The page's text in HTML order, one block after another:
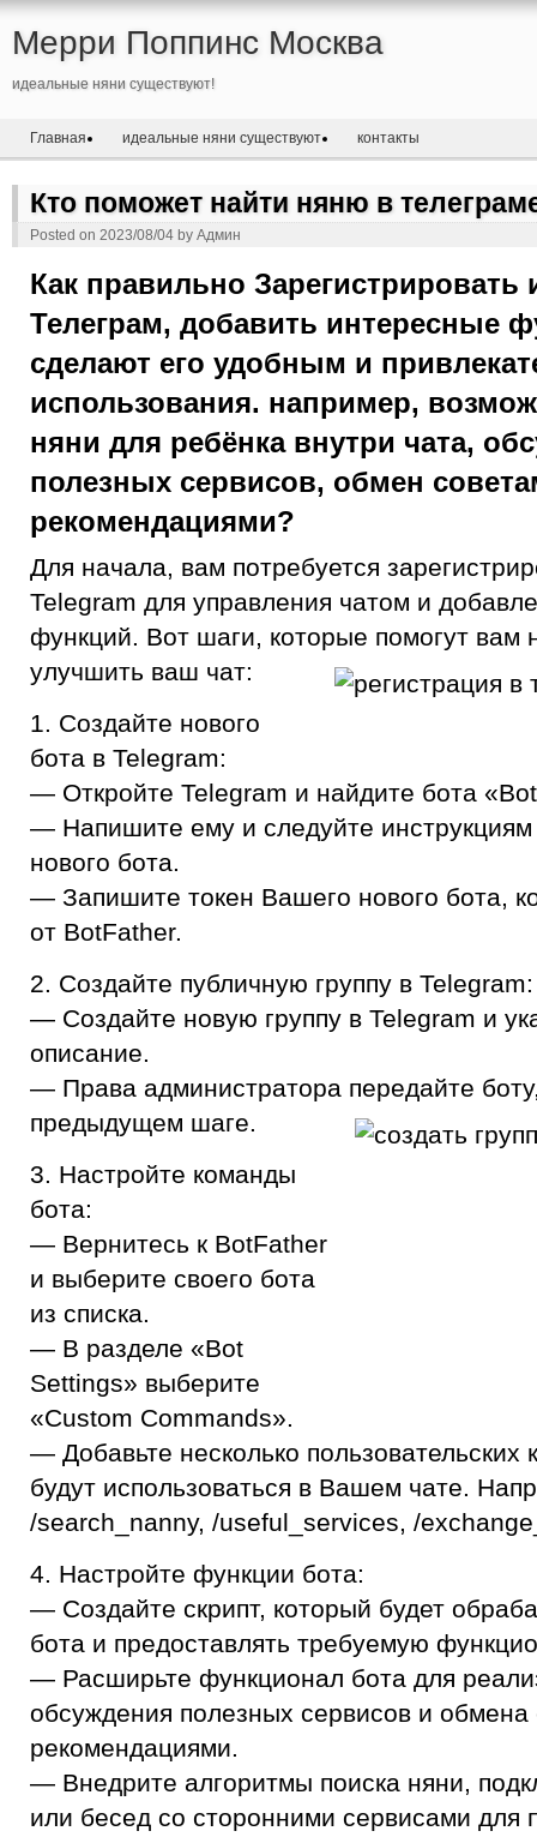
Мерри Поппинс Москва
идеальные няни существуют!
Главная идеальные няни существуют контакты
Кто поможет найти няню в
Posted on 2023/08/04 by Админ
Как правильно Зарегистрировать
Телеграм, добавить интересные
сделают его удобным и
использования. например,
няни для ребёнка внутри чата,
полезных сервисов, обмен
рекомендациями?
Для начала, вам потребуется
Telegram для управления чатом и
функций. Вот шаги, которые помогут вам
улучшить ваш чат:
1. Создайте нового
бота в Telegram:
— Откройте Telegram и найдите бота
— Напишите ему и следуйте инструкциям
нового бота.
— Запишите токен Вашего нового бота,
от BotFather.
2. Создайте публичную группу в Telegram:
— Создайте новую группу в Telegram и
описание.
— Права администратора передайте
предыдущем шаге.
3. Настройте команды
бота:
— Вернитесь к BotFather
и выберите своего бота
из списка.
— В разделе «Bot
Settings» выберите
«Custom Commands».
— Добавьте несколько пользовательских
будут использоваться в Вашем чате.
/search_nanny, /useful_services, /
4. Настройте функции бота:
— Создайте скрипт, который будет
бота и предоставлять требуемую
— Расширьте функционал бота для
обсуждения полезных сервисов и обмена
рекомендациями.
— Внедрите алгоритмы поиска няни,
или бесед со сторонними сервисами для